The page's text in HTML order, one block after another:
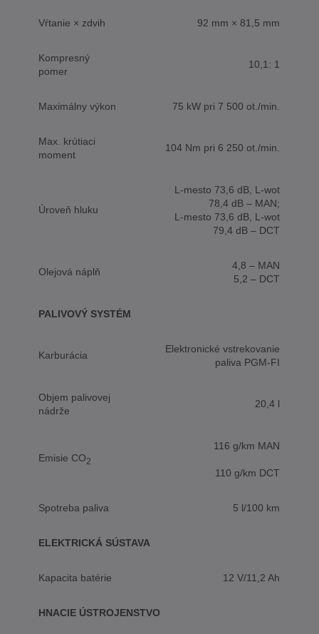
Vŕtanie × zdvih 92 mm × 81,5 mm
Kompresný
pomer
10,1: 1
Maximálny výkon 75 kW pri 7 500 ot./min.
Max. krútiaci
moment
104 Nm pri 6 250 ot./min.
Úroveň hluku
L-mesto 73,6 dB, L-wot
78,4 dB – MAN;
L-mesto 73,6 dB, L-wot
79,4 dB – DCT
Olejová náplň
4,8 – MAN
5,2 – DCT
PALIVOVÝ SYSTÉM
Karburácia
Elektronické vstrekovanie
paliva PGM-FI
Objem palivovej
nádrže
20,4 l
Emisie CO2
116 g/km MAN
110 g/km DCT
Spotreba paliva 5 l/100 km
ELEKTRICKÁ SÚSTAVA
Kapacita batérie 12 V/11,2 Ah
HNACIE ÚSTROJENSTVO